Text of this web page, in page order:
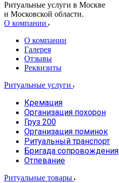
Ритуальные услуги в Москве
и Московской области.
О компании
О компании
Галерея
Отзывы
Реквизиты
Ритуальные услуги
Кремация
Организация похорон
Груз 200
Организация поминок
Ритуальный транспорт
Бригада сопровождения
Отпевание
Ритуальные товары